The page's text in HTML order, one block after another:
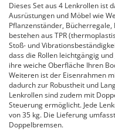
Dieses Set aus 4 Lenkrollen ist
Ausrüstungen und Möbel wie
Pflanzenständer, Bücherregale,
bestehen aus TPR
Stoß- und
dass die Rollen leichtgängig
ihre weiche Oberfläche Ihren
Weiteren ist der Eisenrahmen
dadurch zur Robustheit und
Lenkrollen sind zudem mit
Steuerung ermöglicht. Jede
von 35 kg. Die Lieferung
Doppelbremsen.